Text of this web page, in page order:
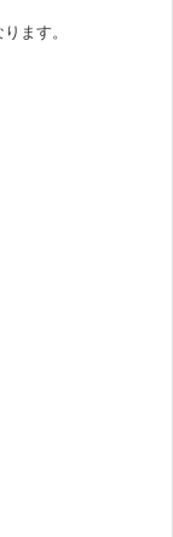
ます。